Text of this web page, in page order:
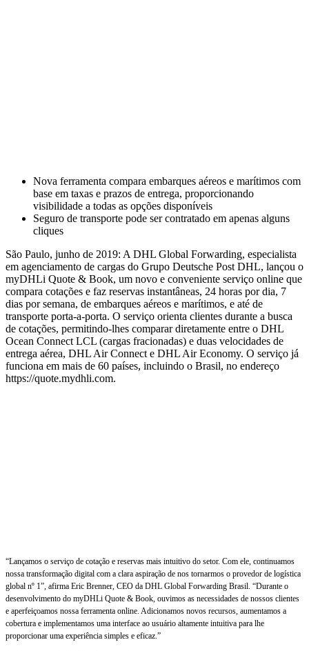
Nova ferramenta compara embarques aéreos e marítimos com
base em taxas e prazos de entrega, proporcionando
visibilidade a todas as opções disponíveis
Seguro de transporte pode ser contratado em apenas alguns
cliques
São Paulo, junho de 2019: A DHL Global Forwarding, especialista
em agenciamento de cargas do Grupo Deutsche Post DHL, lançou o
myDHLi Quote & Book, um novo e conveniente serviço online que
compara cotações e faz reservas instantâneas, 24 horas por dia, 7
dias por semana, de embarques aéreos e marítimos, e até de
transporte porta-a-porta. O serviço orienta clientes durante a busca
de cotações, permitindo-lhes comparar diretamente entre o DHL
Ocean Connect LCL (cargas fracionadas) e duas velocidades de
entrega aérea, DHL Air Connect e DHL Air Economy. O serviço já
funciona em mais de 60 países, incluindo o Brasil, no endereço
https://quote.mydhli.com.
“Lançamos o serviço de cotação e reservas mais intuitivo do setor. Com ele, continuamos
nossa transformação digital com a clara aspiração de nos tornarmos o provedor de logística
global nº 1”, afirma Eric Brenner, CEO da DHL Global Forwarding Brasil. “Durante o
desenvolvimento do myDHLi Quote & Book, ouvimos as necessidades de nossos clientes
e aperfeiçoamos nossa ferramenta online. Adicionamos novos recursos, aumentamos a
cobertura e implementamos uma interface ao usuário altamente intuitiva para lhe
proporcionar uma experiência simples e eficaz.”